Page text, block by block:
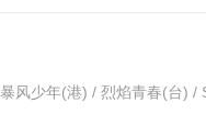
年(港) / 烈焰青春(台) /